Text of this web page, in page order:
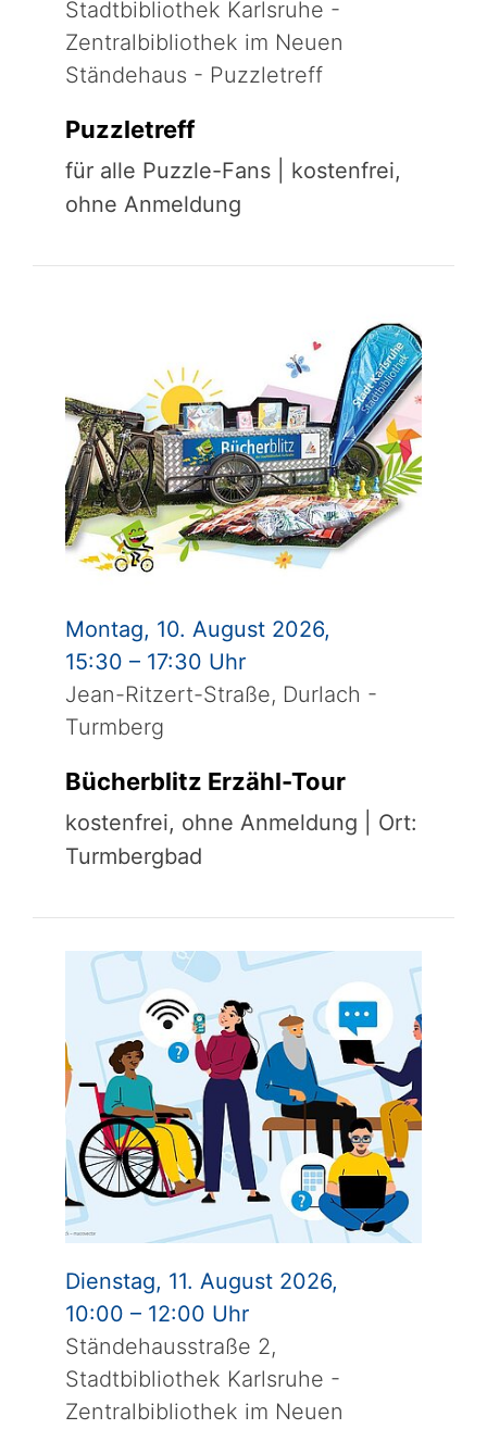
Stadtbibliothek Karlsruhe -
Zentralbibliothek im Neuen
Ständehaus - Puzzletreff
Puzzletreff
für alle Puzzle-Fans | kostenfrei,
ohne Anmeldung
Montag, 10. August 2026,
15:30 – 17:30 Uhr
Jean-Ritzert-Straße, Durlach -
Turmberg
Bücherblitz Erzähl-Tour
kostenfrei, ohne Anmeldung | Ort:
Turmbergbad
Dienstag, 11. August 2026,
10:00 – 12:00 Uhr
Ständehausstraße 2,
Stadtbibliothek Karlsruhe -
Zentralbibliothek im Neuen